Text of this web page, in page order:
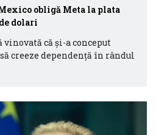
obligă Meta la plata
dolari
că și-a conceput
creeze dependență în rândul